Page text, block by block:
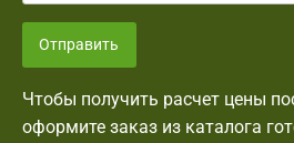
Отправить
Чтобы получить расчет цены
оформите заказ из каталога